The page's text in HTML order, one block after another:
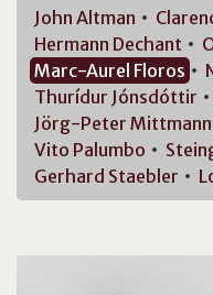
John Altman
Hermann Dechant
Marc-Aurel Floros
Thurídur Jónsdóttir
Jörg-Peter Mittmann
Vito Palumbo
Gerhard Staebler